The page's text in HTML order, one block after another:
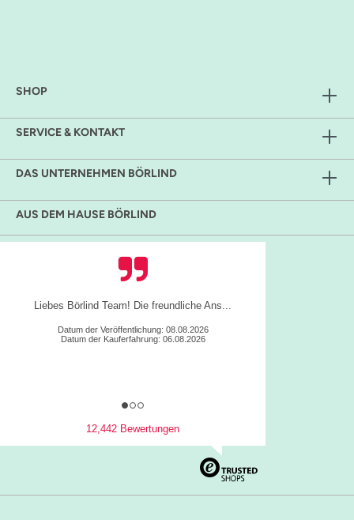
SHOP
SERVICE & KONTAKT
DAS UNTERNEHMEN BÖRLIND
AUS DEM HAUSE BÖRLIND
Liebes Börlind Team! Die freundliche Ans...
Datum der Veröffentlichung: 08.08.2026
Datum der Kauferfahrung: 06.08.2026
12,442 Bewertungen